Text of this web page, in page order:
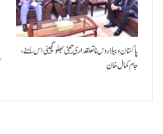
پاکستان و بیلاروس نا تعلقداری تیٹی بھلو گچینی اس بسنے،
جام کمال خان